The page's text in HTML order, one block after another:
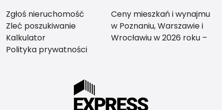
Zgłoś nieruchomość
Zleć poszukiwanie
Kalkulator
Polityka prywatności
Ceny mieszkań i wynajmu
w Poznaniu, Warszawie i
Wrocławiu w 2026 roku –